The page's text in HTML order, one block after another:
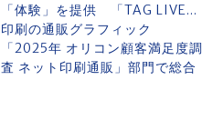
「体験」を提供 「TAG LIVE...
印刷の通販グラフィック
「2025年 オリコン顧客満足度調
査 ネット印刷通販」部門で総合